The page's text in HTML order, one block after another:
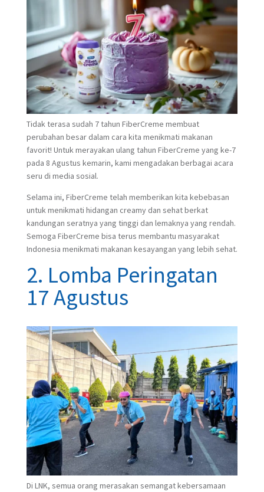
Tidak terasa sudah 7 tahun FiberCreme membuat
perubahan besar dalam cara kita menikmati makanan
favorit! Untuk merayakan ulang tahun FiberCreme yang ke-7
pada 8 Agustus kemarin, kami mengadakan berbagai acara
seru di media sosial.
Selama ini, FiberCreme telah memberikan kita kebebasan
untuk menikmati hidangan creamy dan sehat berkat
kandungan seratnya yang tinggi dan lemaknya yang rendah.
Semoga FiberCreme bisa terus membantu masyarakat
Indonesia menikmati makanan kesayangan yang lebih sehat.
2. Lomba Peringatan
17 Agustus
Di LNK, semua orang merasakan semangat kebersamaan